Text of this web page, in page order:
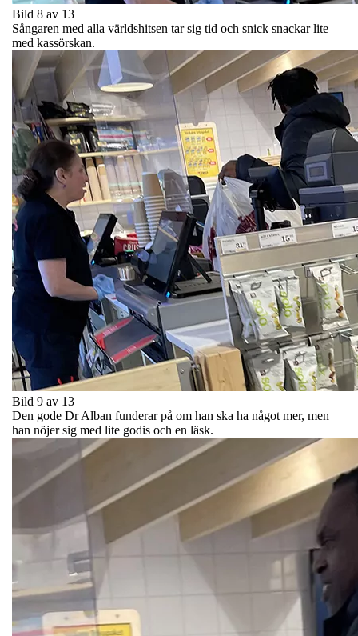
Bild 8 av 13
Sångaren med alla världshitsen tar sig tid och snick snackar lite
med kassörskan.
Bild 9 av 13
Den gode Dr Alban funderar på om han ska ha något mer, men
han nöjer sig med lite godis och en läsk.